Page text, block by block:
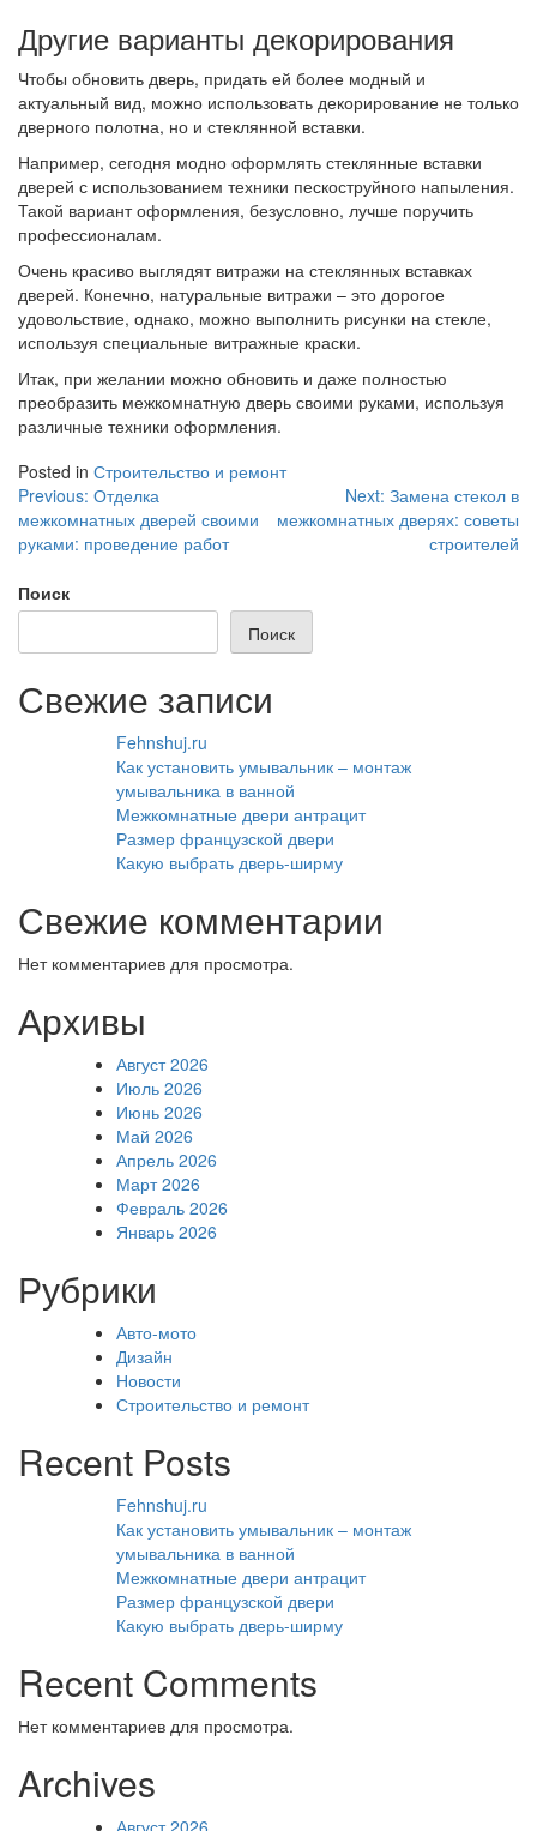
Другие варианты декорирования
Чтобы обновить дверь, придать ей более модный и
актуальный вид, можно использовать декорирование не только
дверного полотна, но и стеклянной вставки.
Например, сегодня модно оформлять стеклянные вставки
дверей с использованием техники пескоструйного напыления.
Такой вариант оформления, безусловно, лучше поручить
профессионалам.
Очень красиво выглядят витражи на стеклянных вставках
дверей. Конечно, натуральные витражи – это дорогое
удовольствие, однако, можно выполнить рисунки на стекле,
используя специальные витражные краски.
Итак, при желании можно обновить и даже полностью
преобразить межкомнатную дверь своими руками, используя
различные техники оформления.
Posted in Строительство и ремонт
Навигация
по
записям
Previous: Отделка
межкомнатных дверей своими
руками: проведение работ
Next: Замена стекол в
межкомнатных дверях: советы
строителей
Поиск
Поиск
Свежие записи
Fehnshuj.ru
Как установить умывальник – монтаж
умывальника в ванной
Межкомнатные двери антрацит
Размер французской двери
Какую выбрать дверь-ширму
Свежие комментарии
Нет комментариев для просмотра.
Архивы
Август 2026
Июль 2026
Июнь 2026
Май 2026
Апрель 2026
Март 2026
Февраль 2026
Январь 2026
Рубрики
Авто-мото
Дизайн
Новости
Строительство и ремонт
Recent Posts
Fehnshuj.ru
Как установить умывальник – монтаж
умывальника в ванной
Межкомнатные двери антрацит
Размер французской двери
Какую выбрать дверь-ширму
Recent Comments
Нет комментариев для просмотра.
Archives
Август 2026